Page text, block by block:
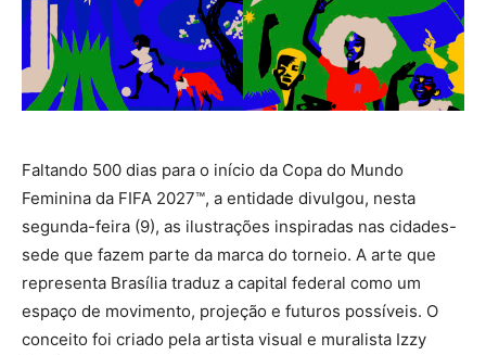
Faltando 500 dias para o início da Copa do Mundo
Feminina da FIFA 2027™, a entidade divulgou, nesta
segunda-feira (9), as ilustrações inspiradas nas cidades-
sede que fazem parte da marca do torneio. A arte que
representa Brasília traduz a capital federal como um
espaço de movimento, projeção e futuros possíveis. O
conceito foi criado pela artista visual e muralista Izzy